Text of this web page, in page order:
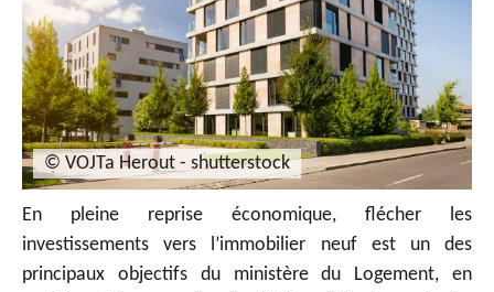
© VOJTa Herout - shutterstock
En pleine reprise économique, flécher les
investissements vers l’immobilier neuf est un des
principaux objectifs du ministère du Logement, en